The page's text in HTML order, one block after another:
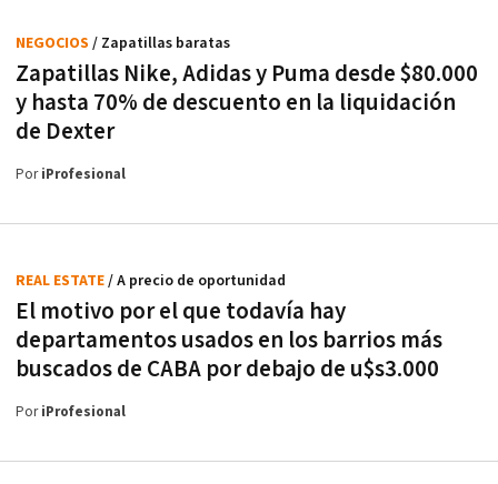
Zapatillas Nike, Adidas y Puma desde $80.000
y hasta 70% de descuento en la liquidación
de Dexter
NEGOCIOS / Zapatillas baratas
PoriProfesional
El motivo por el que todavía hay
departamentos usados en los barrios más
buscados de CABA por debajo de u$s3.000
REAL ESTATE/ A precio de oportunidad
PoriProfesional